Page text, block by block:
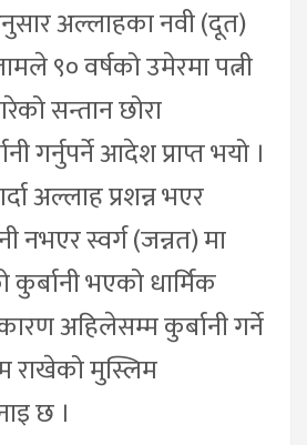
अल्लाहका नवी (दूत)
९० वर्षको उमेरमा पत्नी
सन्तान छोरा
गर्नुपर्ने आदेश प्राप्त भयो ।
अल्लाह प्रशन्न भएर
नभएर स्वर्ग (जन्नत) मा
भएको धार्मिक
अहिलेसम्म कुर्बानी गर्ने
राखेको मुस्लिम
छ ।